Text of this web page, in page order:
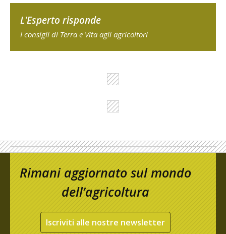
L'Esperto risponde
I consigli di Terra e Vita agli agricoltori
Rimani aggiornato sul mondo
dell’agricoltura
Iscriviti alle nostre newsletter